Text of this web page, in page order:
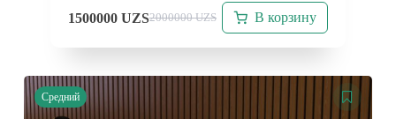
2000000UZS
1500000 UZS В корзину
Средний